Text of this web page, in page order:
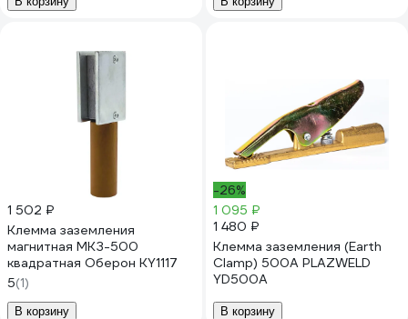
1 502 ₽
Клемма заземления
магнитная МКЗ-500
квадратная Оберон KY1117
5(1)
В корзину
-26%
1 095 ₽
1 480 ₽
Клемма заземления (Earth
Clamp) 500A PLAZWELD
YD500A
В корзину